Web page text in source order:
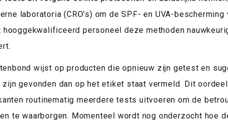
laboratoria (CRO’s) om de SPF- en UVA-
hooggekwalificeerd personeel deze methoden
wijst op producten die opnieuw zijn getest en
gevonden dan op het etiket staat vermeld. Dit
routinematig meerdere tests uitvoeren om de
te waarborgen. Momenteel wordt nog onderzocht hoe